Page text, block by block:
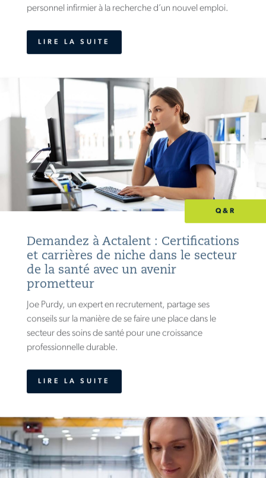
personnel infirmier à la recherche d’un nouvel emploi.
LIRE LA SUITE
Q&R
Demandez à Actalent : Certifications
et carrières de niche dans le secteur
de la santé avec un avenir
prometteur
Joe Purdy, un expert en recrutement, partage ses
conseils sur la manière de se faire une place dans le
secteur des soins de santé pour une croissance
professionnelle durable.
LIRE LA SUITE